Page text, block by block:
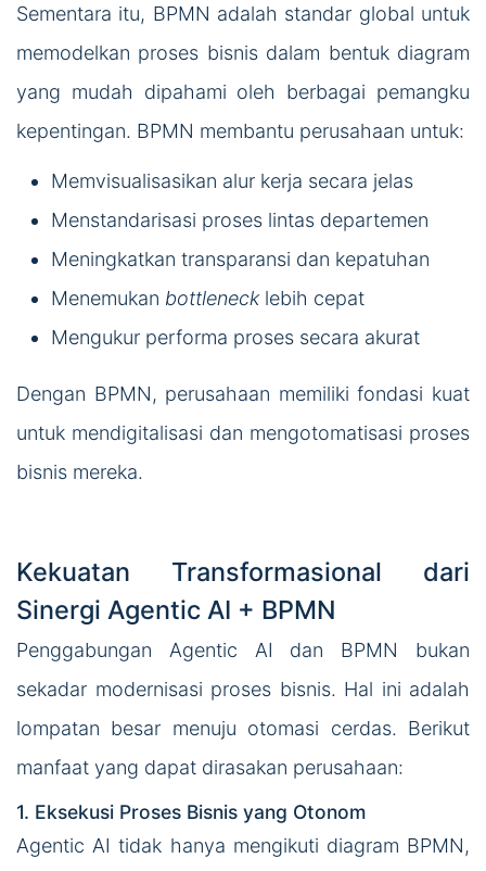
Sementara itu, BPMN adalah standar global untuk
memodelkan proses bisnis dalam bentuk diagram
yang mudah dipahami oleh berbagai pemangku
kepentingan. BPMN membantu perusahaan untuk:
Memvisualisasikan alur kerja secara jelas
Menstandarisasi proses lintas departemen
Meningkatkan transparansi dan kepatuhan
Menemukan bottleneck lebih cepat
Mengukur performa proses secara akurat
Dengan BPMN, perusahaan memiliki fondasi kuat
untuk mendigitalisasi dan mengotomatisasi proses
bisnis mereka.
Kekuatan Transformasional dari
Sinergi Agentic AI + BPMN
Penggabungan Agentic AI dan BPMN bukan
sekadar modernisasi proses bisnis. Hal ini adalah
lompatan besar menuju otomasi cerdas. Berikut
manfaat yang dapat dirasakan perusahaan:
1. Eksekusi Proses Bisnis yang Otonom
Agentic AI tidak hanya mengikuti diagram BPMN,